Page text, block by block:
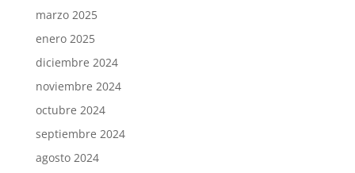
marzo 2025
enero 2025
diciembre 2024
noviembre 2024
octubre 2024
septiembre 2024
agosto 2024